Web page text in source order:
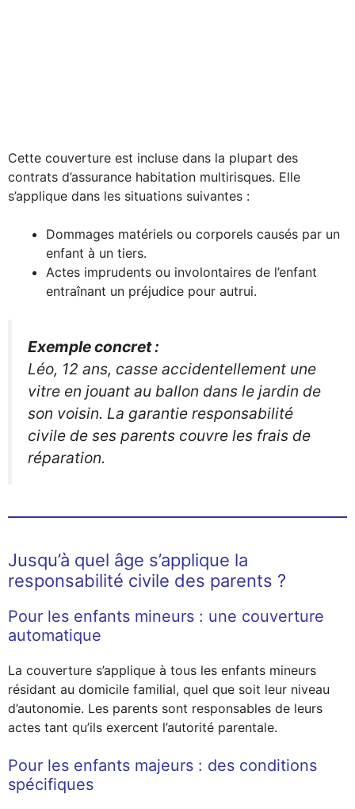
Cette couverture est incluse dans la plupart des
contrats d’assurance habitation multirisques. Elle
s’applique dans les situations suivantes :
Dommages matériels ou corporels causés par un
enfant à un tiers.
Actes imprudents ou involontaires de l’enfant
entraînant un préjudice pour autrui.
Exemple concret :
Léo, 12 ans, casse accidentellement une
vitre en jouant au ballon dans le jardin de
son voisin. La garantie responsabilité
civile de ses parents couvre les frais de
réparation.
Jusqu’à quel âge s’applique la
responsabilité civile des parents ?
Pour les enfants mineurs : une couverture
automatique
La couverture s’applique à tous les enfants mineurs
résidant au domicile familial, quel que soit leur niveau
d’autonomie. Les parents sont responsables de leurs
actes tant qu’ils exercent l’autorité parentale.
Pour les enfants majeurs : des conditions
spécifiques